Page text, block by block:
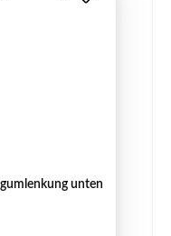
unten